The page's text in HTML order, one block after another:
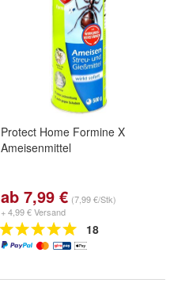
Protect Home Formine X
Ameisenmittel
ab 7,99 € (7,99 €/Stk)
+ 4,99 € Versand
18